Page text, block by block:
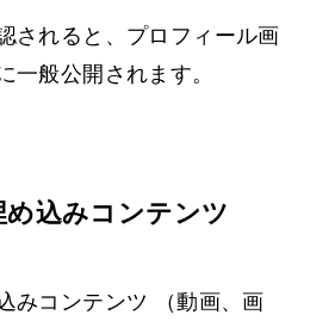
されると、プロフィール画
一般公開されます。
込みコンテンツ
みコンテンツ （動画、画